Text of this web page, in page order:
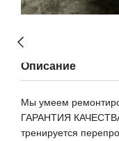
Описание
Мы умеем
ГАРАНТИЯ КАЧЕСТВА
тренируется